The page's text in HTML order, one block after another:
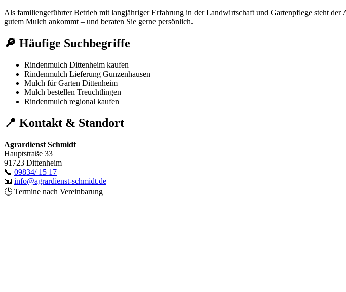
Als familiengeführter Betrieb mit langjähriger Erfahrung in der Landwirtschaft und Gartenpflege steht der
gutem Mulch ankommt – und beraten Sie gerne persönlich.
🔎 Häufige Suchbegriffe
Rindenmulch Dittenheim kaufen
Rindenmulch Lieferung Gunzenhausen
Mulch für Garten Dittenheim
Mulch bestellen Treuchtlingen
Rindenmulch regional kaufen
📍 Kontakt & Standort
Agrardienst Schmidt
Hauptstraße 33
91723 Dittenheim
📞 09834/ 15 17
📧 info@agrardienst-schmidt.de
🕒 Termine nach Vereinbarung